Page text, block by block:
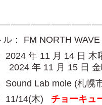
ル： FM NORTH
2024 年 11 月 14 日
11 月 15 日 金曜
Sound Lab mole (札幌
11/14(木) チョーキュ